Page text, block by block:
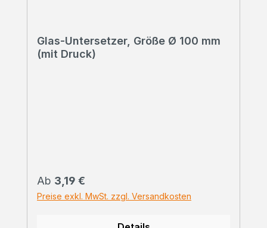
Glas-Untersetzer, Größe Ø 100 mm
(mit Druck)
Regulärer Preis:
Ab 3,19 €
Preise exkl. MwSt. zzgl. Versandkosten